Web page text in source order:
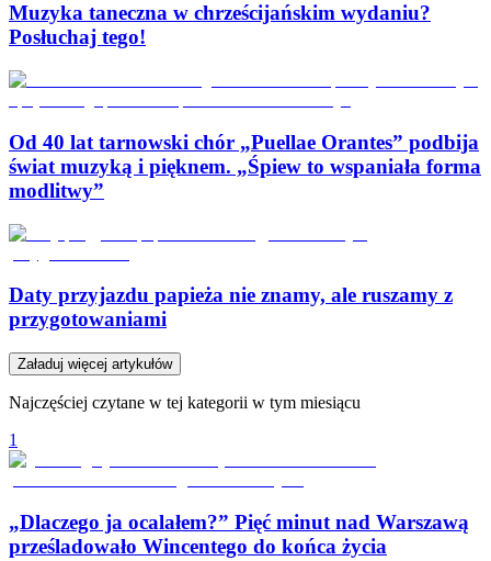
Muzyka taneczna w chrześcijańskim wydaniu?
Posłuchaj tego!
Od 40 lat tarnowski chór „Puellae Orantes” podbija
świat muzyką i pięknem. „Śpiew to wspaniała forma
modlitwy”
Daty przyjazdu papieża nie znamy, ale ruszamy z
przygotowaniami
Załaduj więcej artykułów
Najczęściej czytane w tej kategorii w tym miesiącu
1
„Dlaczego ja ocalałem?” Pięć minut nad Warszawą
prześladowało Wincentego do końca życia